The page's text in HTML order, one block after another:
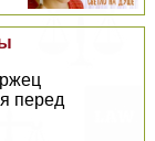
перед